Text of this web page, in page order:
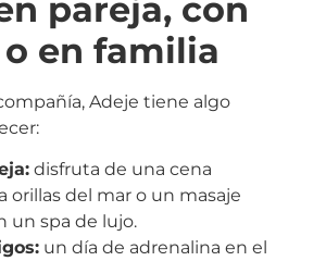
pareja, con
en familia
Adeje tiene algo
disfruta de una cena
orillas del mar o un masaje
un spa de lujo.
un día de adrenalina en el